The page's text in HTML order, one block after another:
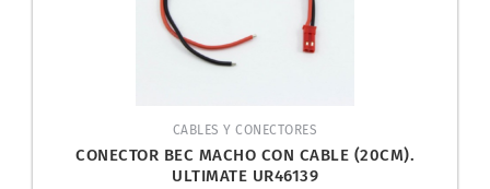
CABLES Y CONECTORES
CONECTOR BEC MACHO CON CABLE (20CM).
ULTIMATE UR46139